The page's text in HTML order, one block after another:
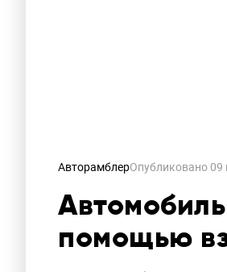
АвторамблерОпубликовано 09
помощью